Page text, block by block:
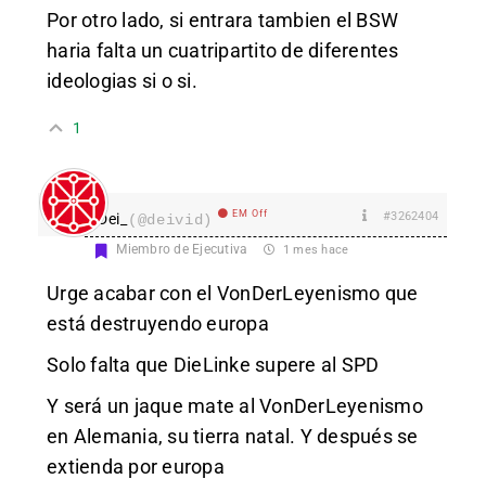
Por otro lado, si entrara tambien el BSW
haria falta un cuatripartito de diferentes
ideologias si o si.
1
Dei_ (@deivid) EM Off #3262404
Miembro de Ejecutiva 1 mes hace
Urge acabar con el VonDerLeyenismo que
está destruyendo europa
Solo falta que DieLinke supere al SPD
Y será un jaque mate al VonDerLeyenismo
en Alemania, su tierra natal. Y después se
extienda por europa